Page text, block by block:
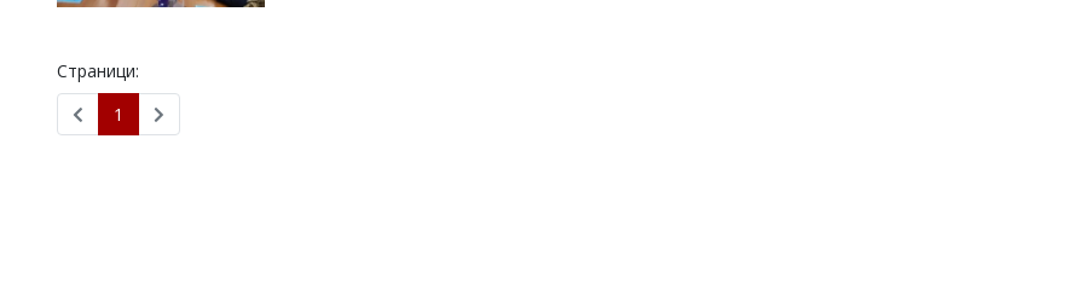
РАЗСЛЕДВАНЕ
Страници:
1